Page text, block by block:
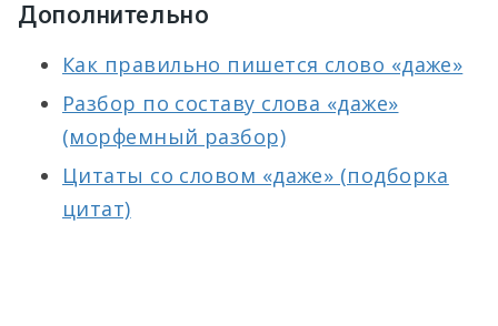
Дополнительно
Как правильно пишется слово «даже»
Разбор по составу слова «даже»
(морфемный разбор)
Цитаты со словом «даже» (подборка
цитат)